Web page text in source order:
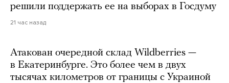
решили поддержать ее на выборах в Госдуму
21 час назад
Атакован очередной склад Wildberries —
в Екатеринбурге. Это более чем в двух
тысячах километров от границы с Украиной